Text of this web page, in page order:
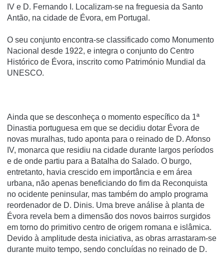
IV e D. Fernando I. Localizam-se na freguesia da Santo
Antão, na cidade de Évora, em Portugal.
O seu conjunto encontra-se classificado como Monumento
Nacional desde 1922, e integra o conjunto do Centro
Histórico de Évora, inscrito como Património Mundial da
UNESCO.
Ainda que se desconheça o momento específico da 1ª
Dinastia portuguesa em que se decidiu dotar Évora de
novas muralhas, tudo aponta para o reinado de D. Afonso
IV, monarca que residiu na cidade durante largos períodos
e de onde partiu para a Batalha do Salado. O burgo,
entretanto, havia crescido em importância e em área
urbana, não apenas beneficiando do fim da Reconquista
no ocidente peninsular, mas também do amplo programa
reordenador de D. Dinis. Uma breve análise à planta de
Évora revela bem a dimensão dos novos bairros surgidos
em torno do primitivo centro de origem romana e islâmica.
Devido à amplitude desta iniciativa, as obras arrastaram-se
durante muito tempo, sendo concluídas no reinado de D.